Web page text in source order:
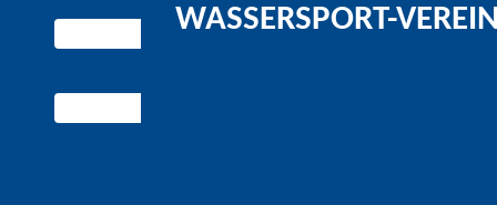
WASSERSPORT-